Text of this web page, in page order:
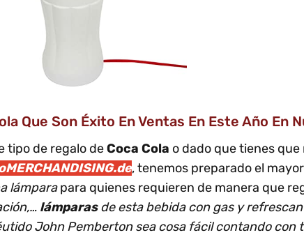
Que Son Éxito En Ventas En Este Año En
tipo de regalo deCoca Cola o dado que tienes
, tenemos preparado el
lámparapara quienes requieren de manera que
lámparasde esta bebida con gas y
John Pemberton sea cosa fácil contando con